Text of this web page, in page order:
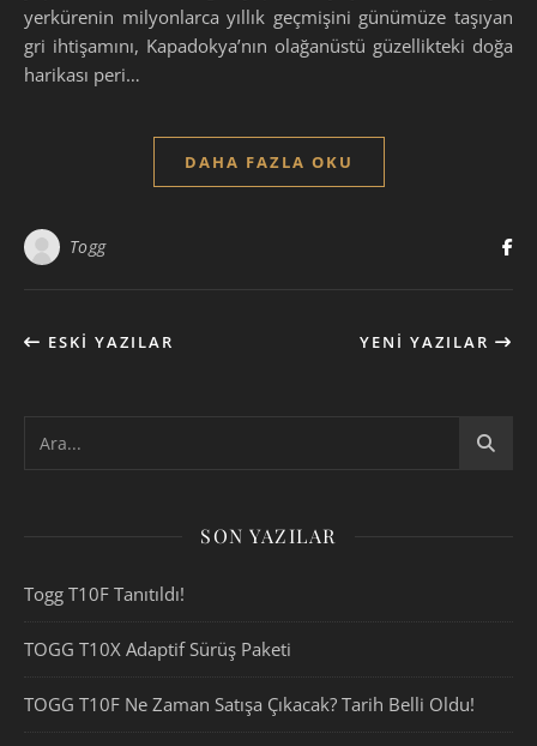
yerkürenin milyonlarca yıllık geçmişini günümüze taşıyan
gri ihtişamını, Kapadokya’nın olağanüstü güzellikteki doğa
harikası peri…
DAHA FAZLA OKU
Togg
ESKI YAZILAR YENI YAZILAR
SON YAZILAR
Togg T10F Tanıtıldı!
TOGG T10X Adaptif Sürüş Paketi
TOGG T10F Ne Zaman Satışa Çıkacak? Tarih Belli Oldu!